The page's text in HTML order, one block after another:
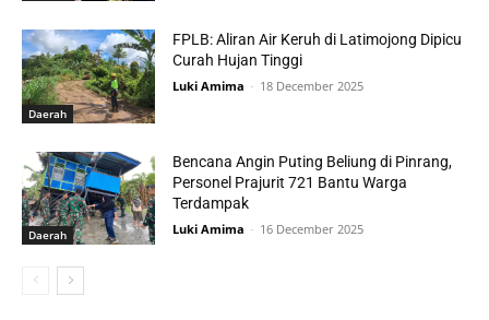
Daerah
FPLB: Aliran Air Keruh di Latimojong Dipicu
Curah Hujan Tinggi
Luki Amima - 18 December 2025
Daerah
Bencana Angin Puting Beliung di Pinrang,
Personel Prajurit 721 Bantu Warga
Terdampak
Luki Amima - 16 December 2025